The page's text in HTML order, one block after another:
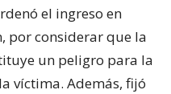
el ingreso en
por considerar que la
un peligro para la
víctima. Además, fijó